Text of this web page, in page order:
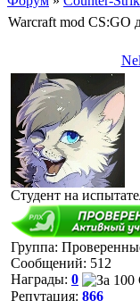
Warcraft mod CS:GO
Студент на
Группа:
Сообщений: 512
Награды: 0
Репутация: 866